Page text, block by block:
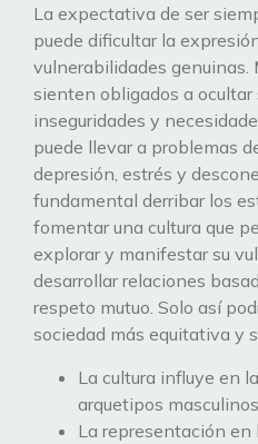
La expectativa de ser
puede dificultar la
vulnerabilidades genuinas.
sienten obligados a ocultar
inseguridades y
puede llevar a problemas
depresión, estrés y
fundamental derribar los
fomentar una cultura que
explorar y manifestar su
desarrollar relaciones
respeto mutuo. Solo así
sociedad más equitativa y
La cultura influye en
arquetipos masculinos.
La representación en